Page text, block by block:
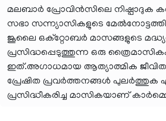
മലബാർ പ്രോവിൻസിലെ നിഷ്പാദുക
സഭാ സന്ന്യാസികളുടെ
ജൂലൈ ഒക്റ്റോബർ മാസങ്ങളുടെ
പ്രസിദ്ധപ്പെടുത്തുന്ന ഒരു
ഇത്.അഗാധമായ ആത്യാത്മിക ജീവിതം
പ്രേഷിത പ്രവർത്തനങ്ങൾ പുലർത്തുക
പ്രസിദ്ധീകരിച്ച മാസികയാണ്